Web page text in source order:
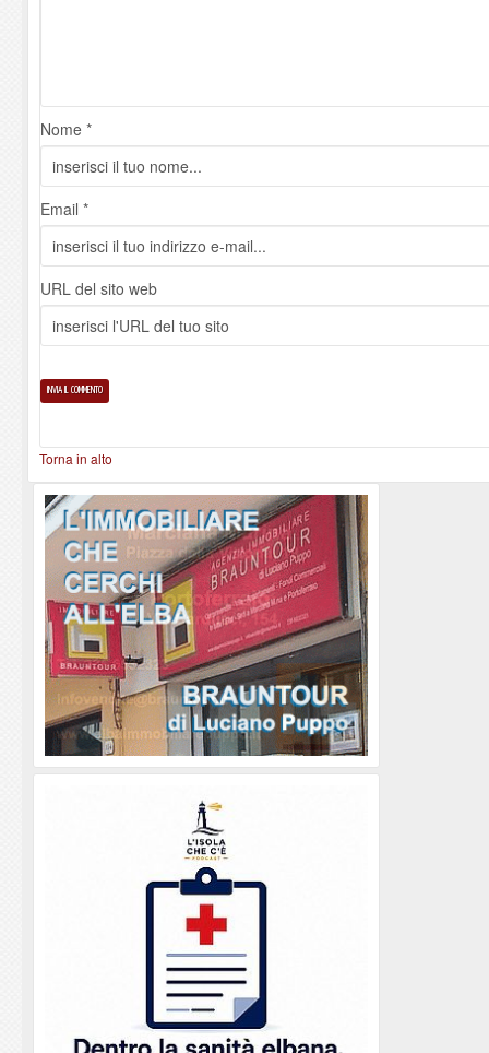
Nome *
Email *
URL del sito web
Torna in alto